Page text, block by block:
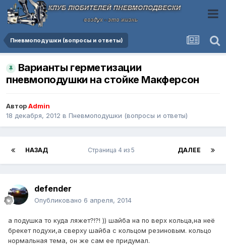
Пневмоподушки (вопросы и ответы)
Варианты герметизации
пневмоподушки на стойке Макферсон
АвторAdmin
18 декабря, 2012 в Пневмоподушки (вопросы и ответы)
НАЗАД ДАЛЕЕ
Страница 4 из 5
defender
Опубликовано 6 апреля, 2014
а подушка то куда ляжет?!?! )) шайба на по верх кольца,на неё
брекет подухи,а сверху шайба с кольцом резиновым. кольцо
нормальная тема, он же сам ее придумал.